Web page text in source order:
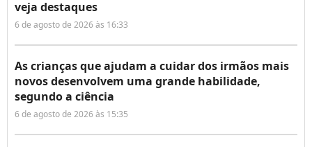
veja destaques
6 de agosto de 2026 às 16:33
As crianças que ajudam a cuidar dos irmãos mais
novos desenvolvem uma grande habilidade,
segundo a ciência
6 de agosto de 2026 às 15:35